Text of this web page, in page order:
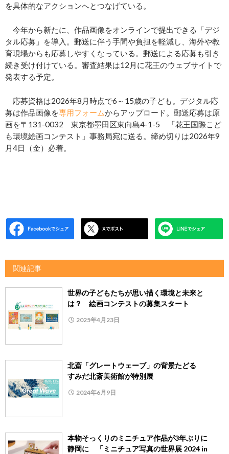
を具体的なアクションへとつなげている。
今年から新たに、作品画像をオンラインで提出できる「デジ
タル応募」を導入。郵送に伴う手間や負担を軽減し、海外や教
育現場からも応募しやすくなっている。郵送による応募も引き
続き受け付けている。審査結果は12月に花王のウェブサイトで
発表する予定。
応募資格は2026年8月時点で6～15歳の子ども。デジタル応
募は作品画像を専用フォームからアップロード。郵送応募は原
画を〒131-0032 東京都墨田区東向島4-1-5 「花王国際こど
も環境絵画コンテスト」事務局宛に送る。締め切りは2026年9
月4日（金）必着。
関連記事
世界の子どもたちが思い描く環境と未来と
は？ 絵画コンテストの募集スタート
2025年4月23日
北斎「グレートウェーブ」の背景たどる
すみだ北斎美術館が特別展
2024年6月9日
本物そっくりのミニチュア作品が3年ぶりに
静岡に 「ミニチュア写真の世界展 2024 in